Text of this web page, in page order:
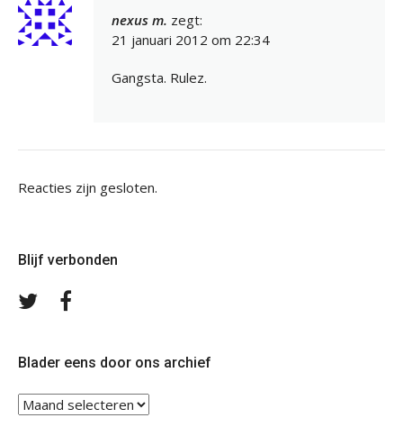
nexus m. zegt:
21 januari 2012 om 22:34
Gangsta. Rulez.
Reacties zijn gesloten.
Blijf verbonden
Volg
Blader eens door ons archief
Blader
eens